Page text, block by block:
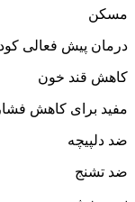
مسکن
درمان پیش فعالی
کاهش قند خون
مفید برای کاهش
ضد دلپیچه
ضد تشنج